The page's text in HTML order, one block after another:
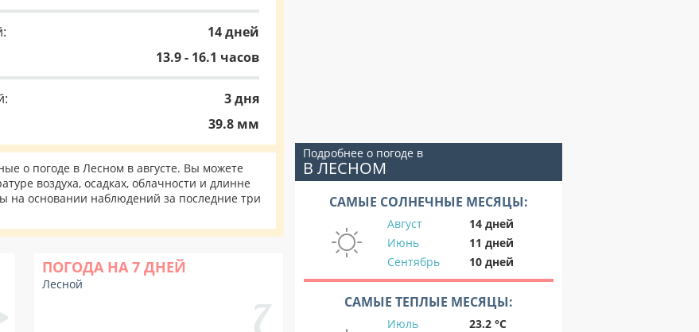
14 дней
13.9 - 16.1 часов
3 дня
39.8 мм
о погоде в Лесном в августе. Вы можете
воздуха, осадках, облачности и длинне
на основании наблюдений за последние три
ПОГОДА НА 7 ДНЕЙ
Лесной
Подробнее о погоде в
В ЛЕСНОМ
САМЫЕ СОЛНЕЧНЫЕ МЕСЯЦЫ:
Август
14 дней
Июнь
11 дней
Сентябрь
10 дней
САМЫЕ ТЕПЛЫЕ МЕСЯЦЫ:
Июль
23.2 °C